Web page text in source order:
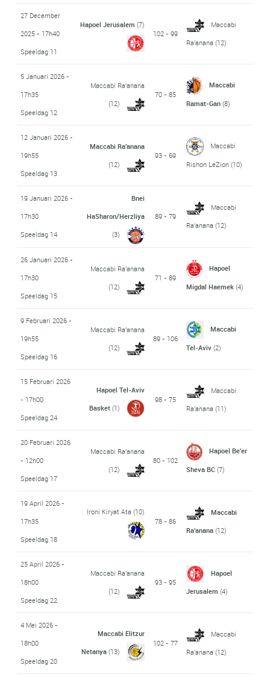
27 December
2025 - 17h40
Speeldag 11
Hapoel Jerusalem (7)
102 - 99
Maccabi
Ra'anana (12)
5 Januari 2026 -
17h35
Speeldag 12
Maccabi Ra'anana
(12)
70 - 85
Maccabi
Ramat-Gan(8)
12 Januari 2026 -
19h55
Speeldag 13
Maccabi Ra'anana
(12)
93 - 69
Maccabi
Rishon LeZion(10)
19 Januari 2026 -
17h30
Speeldag 14
Bnei
HaSharon/Herzliya
(3)
89 - 79
Maccabi
Ra'anana (12)
26 Januari 2026 -
17h30
Speeldag 15
Maccabi Ra'anana
(12)
71 - 89
Hapoel
Migdal Haemek(4)
9 Februari 2026 -
19h55
Speeldag 16
Maccabi Ra'anana
(12)
89 - 106
Maccabi
Tel-Aviv(2)
15 Februari 2026
- 17h00
Speeldag 24
Hapoel Tel-Aviv
Basket(1)
98 - 75
Maccabi
Ra'anana (11)
20 Februari 2026
- 12h00
Speeldag 17
Maccabi Ra'anana
(12)
80 - 102
Hapoel Be'er
Sheva BC(7)
19 April 2026 -
17h35
Speeldag 18
Ironi Kiryat Ata (10)
78 - 86
Maccabi
Ra'anana(12)
25 April 2026 -
18h00
Speeldag 22
Maccabi Ra'anana
(12)
93 - 95
Hapoel
Jerusalem (4)
4 Mei 2026 -
18h00
Speeldag 20
Maccabi Elitzur
Netanya (13)
102 - 77
Maccabi
Ra'anana (12)